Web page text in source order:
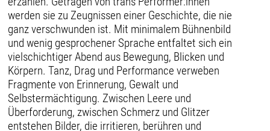
werden sie zu Zeugnissen einer Geschichte, die nie
ganz verschwunden ist. Mit minimalem Bühnenbild
und wenig gesprochener Sprache entfaltet sich ein
vielschichtiger Abend aus Bewegung, Blicken und
Körpern. Tanz, Drag und Performance verweben
Fragmente von Erinnerung, Gewalt und
Selbstermächtigung. Zwischen Leere und
Überforderung, zwischen Schmerz und Glitzer
entstehen Bilder, die irritieren, berühren und